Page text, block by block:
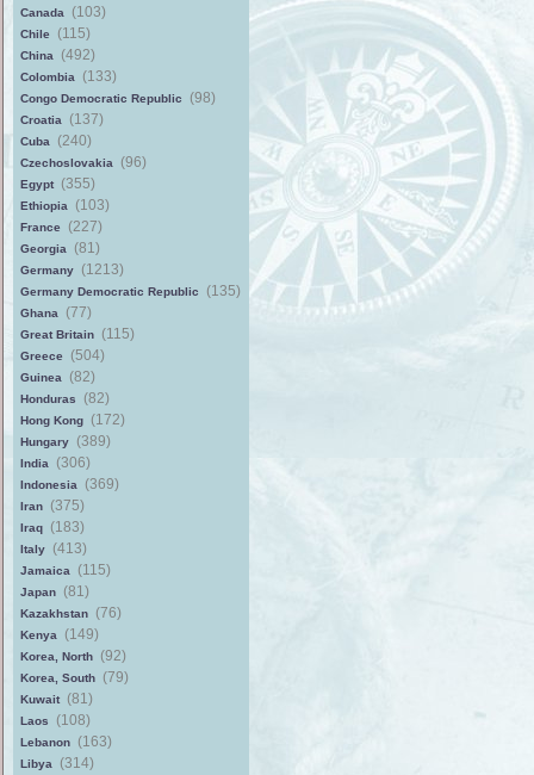
Canada (103)
Chile (115)
China (492)
Colombia (133)
Congo Democratic Republic (98)
Croatia (137)
Cuba (240)
Czechoslovakia (96)
Egypt (355)
Ethiopia (103)
France (227)
Georgia (81)
Germany (1213)
Germany Democratic Republic (135)
Ghana (77)
Great Britain (115)
Greece (504)
Guinea (82)
Honduras (82)
Hong Kong (172)
Hungary (389)
India (306)
Indonesia (369)
Iran (375)
Iraq (183)
Italy (413)
Jamaica (115)
Japan (81)
Kazakhstan (76)
Kenya (149)
Korea, North (92)
Korea, South (79)
Kuwait (81)
Laos (108)
Lebanon (163)
Libya (314)